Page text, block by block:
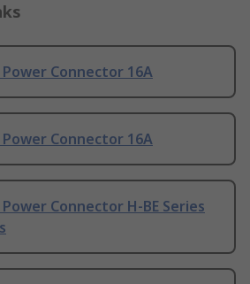
Power Connector 16A
Power Connector 16A
Connector H-BE Series